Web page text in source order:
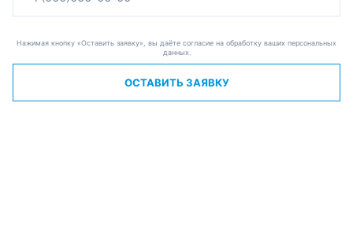
Нажимая кнопку «Оставить заявку», вы даёте согласие на обработку ваших персональных
данных.
ОСТАВИТЬ ЗАЯВКУ